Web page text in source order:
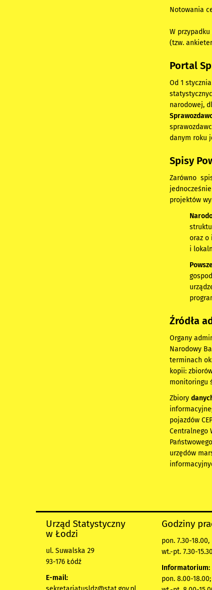
Notowania
W
(tzw.
Portal
Od 1
narodowej,
danym roku
Spisy
Zarówno
projektów
oraz o
i
Źródła
Organy
Narodowy
terminach
kopii:
monitoringu
Zbiory
pojazdów
Centralnego
urzędów
Urząd Statystyczny
w Łodzi
ul. Suwalska 29
93-176 Łódź
E-mail:
Godziny
pon. 7.30-18.00,
wt.-pt. 7.30-15.30
Informatorium:
pon. 8.00-18.00;